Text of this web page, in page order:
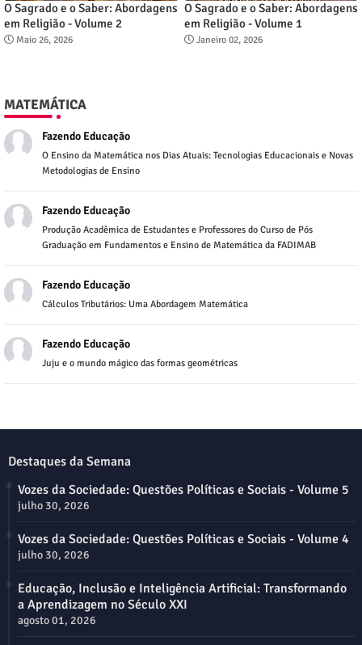
O Sagrado e o Saber: Abordagens
em Religião - Volume 2
Maio 26, 2026
O Sagrado e o Saber: Abordagens
em Religião - Volume 1
Janeiro 02, 2026
MATEMÁTICA
Fazendo Educação
O Ensino da Matemática nos Dias Atuais: Tecnologias Educacionais e Novas
Metodologias de Ensino
Fazendo Educação
Produção Acadêmica de Estudantes e Professores do Curso de Pós
Graduação em Fundamentos e Ensino de Matemática da FADIMAB
Fazendo Educação
Cálculos Tributários: Uma Abordagem Matemática
Fazendo Educação
Juju e o mundo mágico das formas geométricas
Destaques da Semana
Vozes da Sociedade: Questões Políticas e Sociais - Volume 5
julho 30, 2026
Vozes da Sociedade: Questões Políticas e Sociais - Volume 4
julho 30, 2026
Educação, Inclusão e Inteligência Artificial: Transformando
a Aprendizagem no Século XXI
agosto 01, 2026